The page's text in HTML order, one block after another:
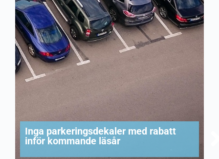
Inga parkeringsdekaler med rabatt
inför kommande läsår